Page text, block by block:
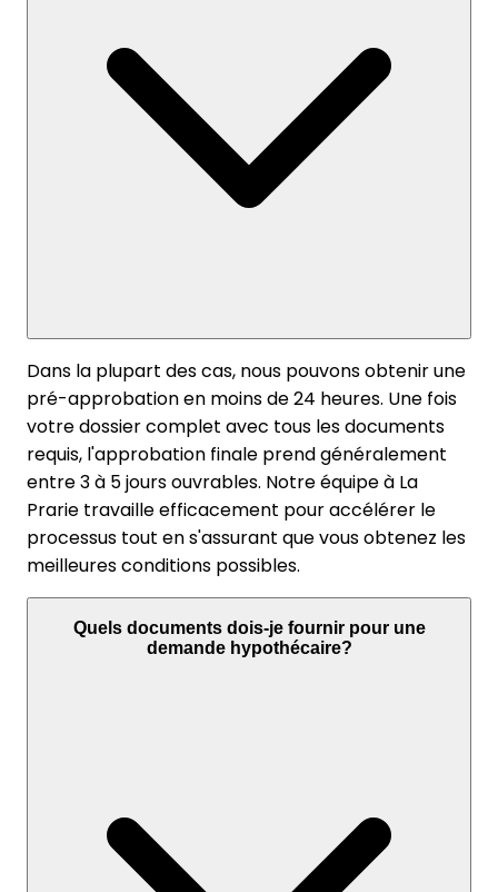
Dans la plupart des cas, nous pouvons obtenir une
pré-approbation en moins de 24 heures. Une fois
votre dossier complet avec tous les documents
requis, l'approbation finale prend généralement
entre 3 à 5 jours ouvrables. Notre équipe à La
Prarie travaille efficacement pour accélérer le
processus tout en s'assurant que vous obtenez les
meilleures conditions possibles.
Quels documents dois-je fournir pour une
demande hypothécaire?